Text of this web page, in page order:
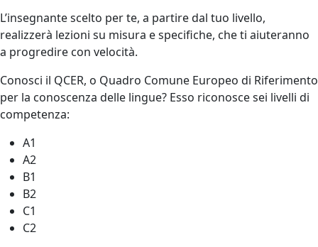
L’insegnante scelto per te, a partire dal tuo livello,
realizzerà lezioni su misura e specifiche, che ti aiuteranno
a progredire con velocità.
Conosci il QCER, o Quadro Comune Europeo di Riferimento
per la conoscenza delle lingue? Esso riconosce sei livelli di
competenza:
A1
A2
B1
B2
C1
C2